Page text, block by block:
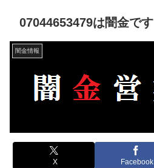
07044653479は闇金です
闇金情報
X Facebook